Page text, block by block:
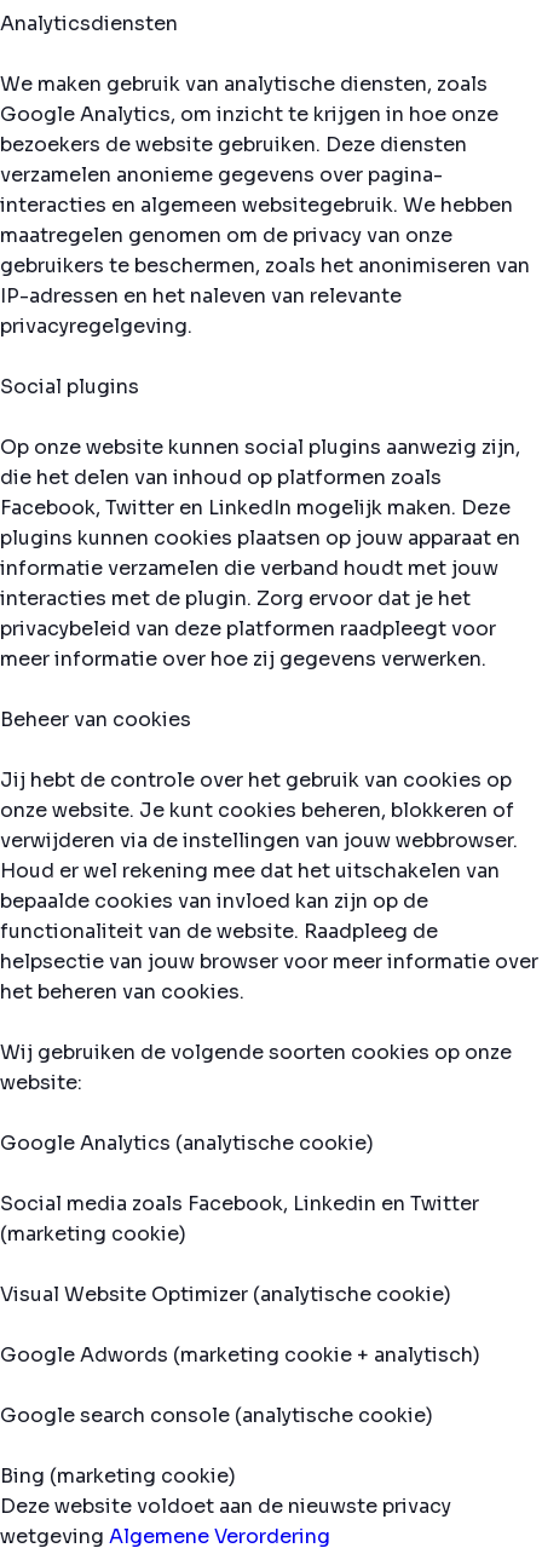
Analyticsdiensten
We maken gebruik van analytische diensten, zoals
Google Analytics, om inzicht te krijgen in hoe onze
bezoekers de website gebruiken. Deze diensten
verzamelen anonieme gegevens over pagina-
interacties en algemeen websitegebruik. We hebben
maatregelen genomen om de privacy van onze
gebruikers te beschermen, zoals het anonimiseren van
IP-adressen en het naleven van relevante
privacyregelgeving.
Social plugins
Op onze website kunnen social plugins aanwezig zijn,
die het delen van inhoud op platformen zoals
Facebook, Twitter en LinkedIn mogelijk maken. Deze
plugins kunnen cookies plaatsen op jouw apparaat en
informatie verzamelen die verband houdt met jouw
interacties met de plugin. Zorg ervoor dat je het
privacybeleid van deze platformen raadpleegt voor
meer informatie over hoe zij gegevens verwerken.
Beheer van cookies
Jij hebt de controle over het gebruik van cookies op
onze website. Je kunt cookies beheren, blokkeren of
verwijderen via de instellingen van jouw webbrowser.
Houd er wel rekening mee dat het uitschakelen van
bepaalde cookies van invloed kan zijn op de
functionaliteit van de website. Raadpleeg de
helpsectie van jouw browser voor meer informatie over
het beheren van cookies.
Wij gebruiken de volgende soorten cookies op onze
website:
Google Analytics (analytische cookie)
Social media zoals Facebook, Linkedin en Twitter
(marketing cookie)
Visual Website Optimizer (analytische cookie)
Google Adwords (marketing cookie + analytisch)
Google search console (analytische cookie)
Bing (marketing cookie)
Deze website voldoet aan de nieuwste privacy
wetgeving Algemene Verordering